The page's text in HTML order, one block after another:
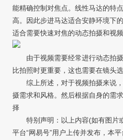
能精确控制对焦点。线性马达的特
高。因此步进马达适合安静环境下
适合需要快速对焦的动态拍摄和视频
由于视频需要经常进行动态拍摄
比拍照时更重要，这也需要在镜头
综上所述，对于视频拍摄来说，
摄需求和风格。然后根据自身的需
择
特别声明：以上内容(如有图片
平台“网易号”用户上传并发布，本